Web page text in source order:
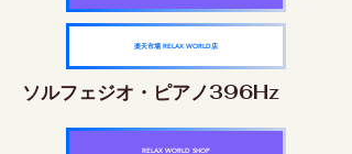
楽天市場 RELAX WORLD店
ソルフェジオ・ピアノ396Hz
RELAX WORLD SHOP